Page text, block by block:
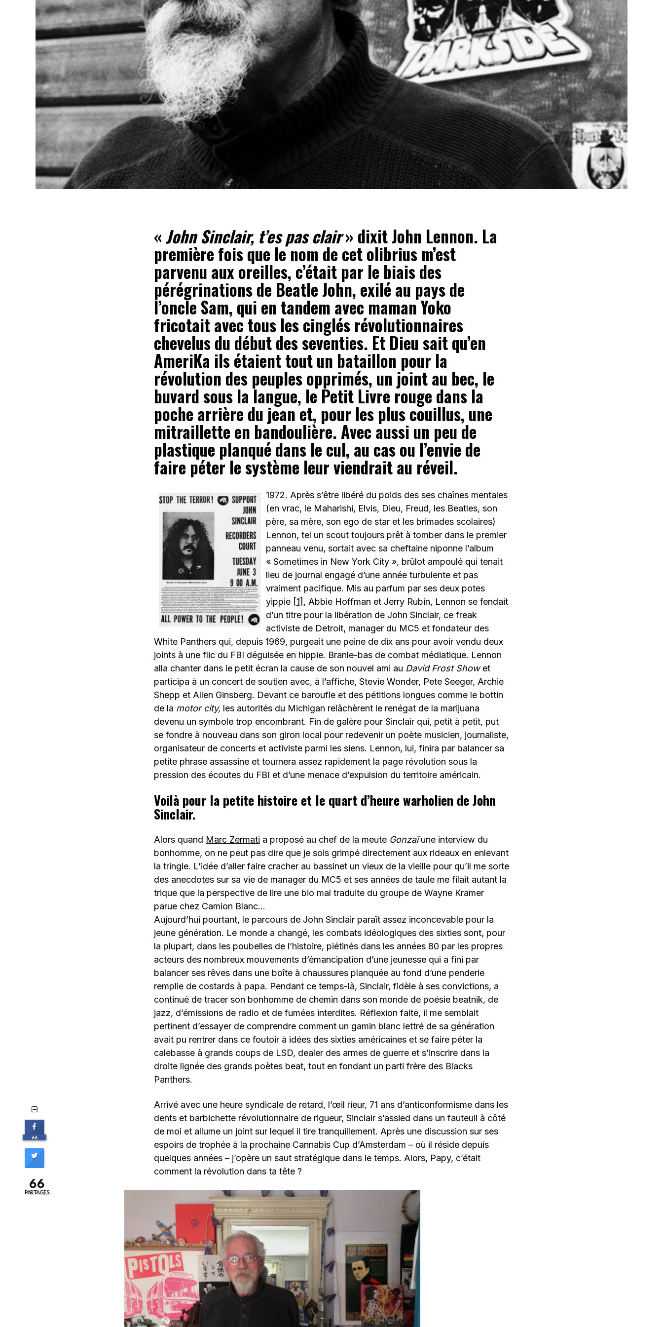
«John Sinclair, t’es pas clair» dixit John Lennon. La
première fois que le nom de cet olibrius m’est
parvenu aux oreilles, c’était par le biais des
pérégrinations de Beatle John, exilé au pays de
l’oncle Sam, qui en tandem avec maman Yoko
fricotait avec tous les cinglés révolutionnaires
chevelus du début des seventies. Et Dieu sait qu’en
AmeriKa ils étaient tout un bataillon pour la
révolution des peuples opprimés, un joint au bec, le
buvard sous la langue, le Petit Livre rouge dans la
poche arrière du jean et, pour les plus couillus, une
mitraillette en bandoulière. Avec aussi un peu de
plastique planqué dans le cul, au cas ou l’envie de
faire péter le système leur viendrait au réveil.
1972. Après s’être libéré du poids des ses chaînes mentales
(en vrac, le Maharishi, Elvis, Dieu, Freud, les Beatles, son
père, sa mère, son ego de star et les brimades scolaires)
Lennon, tel un scout toujours prêt à tomber dans le premier
panneau venu, sortait avec sa cheftaine niponne l’album
« Sometimes in New York City », brûlot ampoulé qui tenait
lieu de journal engagé d’une année turbulente et pas
vraiment pacifique. Mis au parfum par ses deux potes
yippie [1] , Abbie Hoffman et Jerry Rubin, Lennon se fendait
d’un titre pour la libération de John Sinclair, ce freak
activiste de Detroit, manager du MC5 et fondateur des
White Panthers qui, depuis 1969, purgeait une peine de dix ans pour avoir vendu deux
joints à une flic du FBI déguisée en hippie. Branle-bas de combat médiatique. Lennon
alla chanter dans le petit écran la cause de son nouvel ami au David Frost Showet
participa à un concert de soutien avec, à l’affiche, Stevie Wonder, Pete Seeger, Archie
Shepp et Allen Ginsberg. Devant ce baroufle et des pétitions longues comme le bottin
de la motor city, les autorités du Michigan relâchèrent le renégat de la marijuana
devenu un symbole trop encombrant. Fin de galère pour Sinclair qui, petit à petit, put
se fondre à nouveau dans son giron local pour redevenir un poète musicien, journaliste,
organisateur de concerts et activiste parmi les siens. Lennon, lui, finira par balancer sa
petite phrase assassine et tournera assez rapidement la page révolution sous la
pression des écoutes du FBI et d’une menace d’expulsion du territoire américain.
Voilà pour la petite histoire et le quart d’heure warholien de John
Sinclair.
Alors quand Marc Zermati a proposé au chef de la meute Gonzaïune interview du
bonhomme, on ne peut pas dire que je sois grimpé directement aux rideaux en enlevant
la tringle. L’idée d’aller faire cracher au bassinet un vieux de la vieille pour qu’il me sorte
des anecdotes sur sa vie de manager du MC5 et ses années de taule me filait autant la
trique que la perspective de lire une bio mal traduite du groupe de Wayne Kramer
parue chez Camion Blanc…
Aujourd’hui pourtant, le parcours de John Sinclair paraît assez inconcevable pour la
jeune génération. Le monde a changé, les combats idéologiques des sixties sont, pour
la plupart, dans les poubelles de l’histoire, piétinés dans les années 80 par les propres
acteurs des nombreux mouvements d’émancipation d’une jeunesse qui a fini par
balancer ses rêves dans une boîte à chaussures planquée au fond d’une penderie
remplie de costards à papa. Pendant ce temps-là, Sinclair, fidèle à ses convictions, a
continué de tracer son bonhomme de chemin dans son monde de poésie beatnik, de
jazz, d’émissions de radio et de fumées interdites. Réflexion faite, il me semblait
pertinent d’essayer de comprendre comment un gamin blanc lettré de sa génération
avait pu rentrer dans ce foutoir à idées des sixties américaines et se faire péter la
calebasse à grands coups de LSD, dealer des armes de guerre et s’inscrire dans la
droite lignée des grands poètes beat, tout en fondant un parti frère des Blacks
Panthers.
Arrivé avec une heure syndicale de retard, l’œil rieur, 71 ans d’anticonformisme dans les
dents et barbichette révolutionnaire de rigueur, Sinclair s’assied dans un fauteuil à côté
de moi et allume un joint sur lequel il tire tranquillement. Après une discussion sur ses
espoirs de trophée à la prochaine Cannabis Cup d’Amsterdam – où il réside depuis
quelques années – j’opère un saut stratégique dans le temps. Alors, Papy, c’était
comment la révolution dans ta tête ?
66
66
PARTAGES